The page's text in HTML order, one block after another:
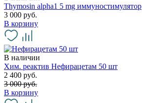
Thymosin alpha1 5 mg иммуностимулятор
3 000 руб.
В корзину
В наличии
Хим. реактив Нефирацетам 50 шт
2 400 руб.
3 000 руб.
В корзину